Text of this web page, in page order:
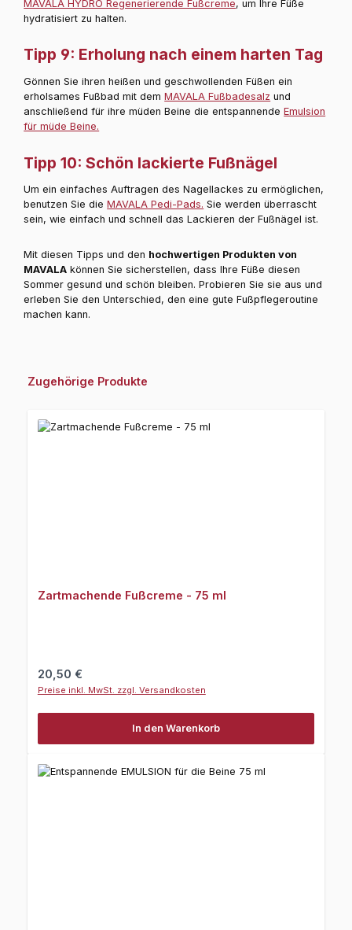
MAVALA HYDRO Regenerierende Fußcreme, um Ihre Füße
hydratisiert zu halten.
Tipp 9: Erholung nach einem harten Tag
Gönnen Sie ihren heißen und geschwollenden Füßen ein
erholsames Fußbad mit demMAVALA Fußbadesalz und
anschließend für ihre müden Beine die entspannendeEmulsion
für müde Beine.
Tipp 10: Schön lackierte Fußnägel
Um ein einfaches Auftragen des Nagellackes zu ermöglichen,
benutzen Sie dieMAVALA Pedi-Pads. Sie werden überrascht
sein, wie einfach und schnell das Lackieren der Fußnägel ist.
Mit diesen Tipps und den hochwertigen Produkten von
MAVALA können Sie sicherstellen, dass Ihre Füße diesen
Sommer gesund und schön bleiben. Probieren Sie sie aus und
erleben Sie den Unterschied, den eine gute Fußpflegeroutine
machen kann.
Produktgalerie überspringen
Zugehörige Produkte
Zartmachende Fußcreme - 75 ml
Regulärer Preis:
20,50 €
Preise inkl. MwSt. zzgl. Versandkosten
In den Warenkorb